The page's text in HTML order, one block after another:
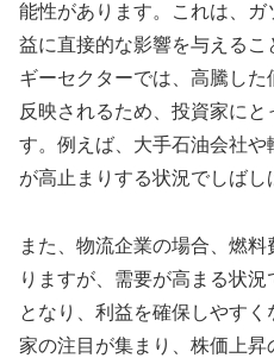
能性があります。これは、
益に直接的な影響を与える
ギーセクターでは、高騰し
反映されるため、投資家に
す。例えば、大手石油会社
が高止まりする状況でしばし
また、物流企業の場合、燃
りますが、需要が高まる状
となり、利益を確保しやす
家の注目が集まり、株価上昇